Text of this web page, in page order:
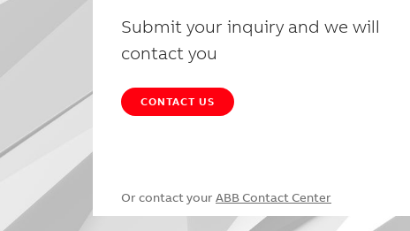
Submit your inquiry and we will
contact you
CONTACT US
Or contact your ABB Contact Center